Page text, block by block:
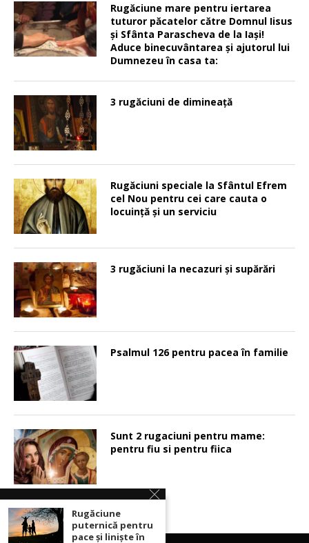
Rugăciune mare pentru iertarea
tuturor păcatelor către Domnul Iisus
şi Sfânta Parascheva de la Iaşi!
Aduce binecuvântarea şi ajutorul lui
Dumnezeu în casa ta:
3 rugăciuni de dimineață
Rugăciuni speciale la Sfântul Efrem
cel Nou pentru cei care cauta o
locuinţă şi un serviciu
3 rugăciuni la necazuri și supărări
Psalmul 126 pentru pacea în familie
Sunt 2 rugaciuni pentru mame:
pentru fiu si pentru fiica
Rugăciune
puternică pentru
pace şi linişte în